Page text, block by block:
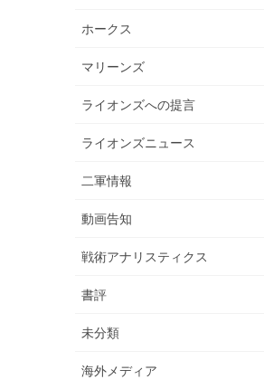
ホークス
マリーンズ
ライオンズへの提言
ライオンズニュース
二軍情報
動画告知
戦術アナリスティクス
書評
未分類
海外メディア